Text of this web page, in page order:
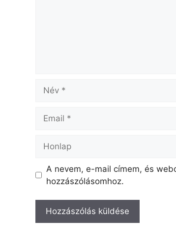
A nevem, e-mail címem, és
hozzászólásomhoz.